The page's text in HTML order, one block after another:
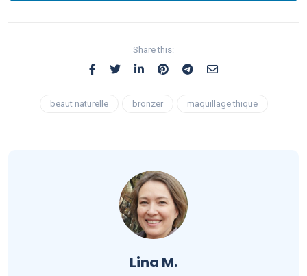
Share this:
beaut naturelle bronzer maquillage thique
Lina M.